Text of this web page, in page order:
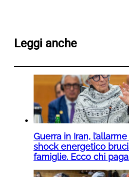
Leggi anche
Guerra in Iran,
shock energetico
famiglie. Ecco chi